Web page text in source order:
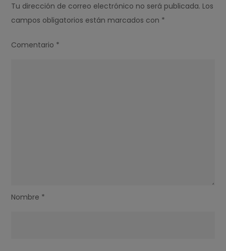
Tu dirección de correo electrónico no será publicada. Los
campos obligatorios están marcados con *
Comentario *
Nombre *